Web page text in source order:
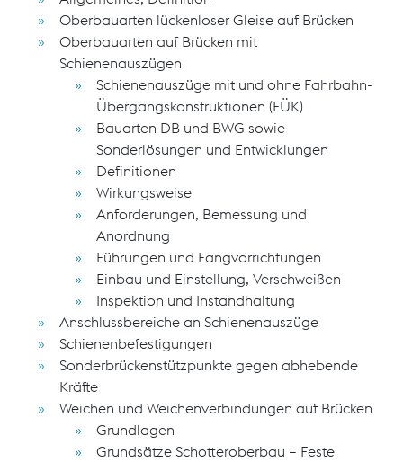
Oberbauarten lückenloser Gleise auf Brücken
Oberbauarten auf Brücken mit
Schienenauszügen
Schienenauszüge mit und ohne Fahrbahn-
Übergangskonstruktionen (FÜK)
Bauarten DB und BWG sowie
Sonderlösungen und Entwicklungen
Definitionen
Wirkungsweise
Anforderungen, Bemessung und
Anordnung
Führungen und Fangvorrichtungen
Einbau und Einstellung, Verschweißen
Inspektion und Instandhaltung
Anschlussbereiche an Schienenauszüge
Schienenbefestigungen
Sonderbrückenstützpunkte gegen abhebende
Kräfte
Weichen und Weichenverbindungen auf Brücken
Grundlagen
Grundsätze Schotteroberbau – Feste